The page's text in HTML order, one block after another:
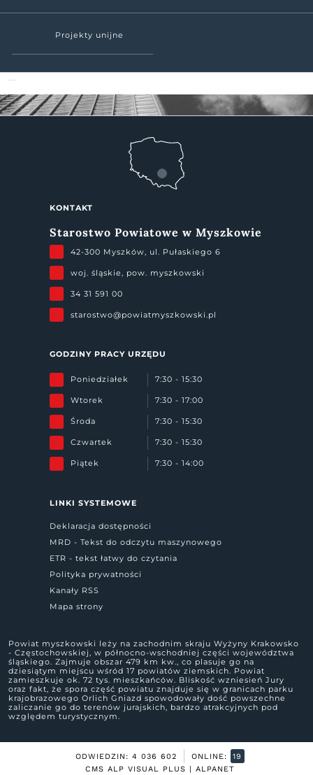
Projekty unijne
KONTAKT
Starostwo Powiatowe w Myszkowie
42-300 Myszków, ul. Pułaskiego 6
woj. śląskie, pow. myszkowski
34 31 591 00
starostwo@powiatmyszkowski.pl
GODZINY PRACY URZĘDU
Poniedziałek 7:30 - 15:30
Wtorek 7:30 - 17:00
Środa 7:30 - 15:30
Czwartek 7:30 - 15:30
Piątek 7:30 - 14:00
LINKI SYSTEMOWE
Deklaracja dostępności
MRD - Tekst do odczytu maszynowego
ETR - tekst łatwy do czytania
Polityka prywatności
Kanały RSS
Mapa strony
Powiat myszkowski leży na zachodnim skraju Wyżyny Krakowsko
- Częstochowskiej, w północno-wschodniej części województwa
śląskiego. Zajmuje obszar 479 km kw., co plasuje go na
dziesiątym miejscu wśród 17 powiatów ziemskich. Powiat
zamieszkuje ok. 72 tys. mieszkańców. Bliskość wzniesień Jury
oraz fakt, że spora część powiatu znajduje się w granicach parku
krajobrazowego Orlich Gniazd spowodowały dość powszechne
zaliczanie go do terenów jurajskich, bardzo atrakcyjnych pod
względem turystycznym.
ODWIEDZIN: 4 036 602 ONLINE:
19
CMS ALP VISUAL PLUS | ALPANET